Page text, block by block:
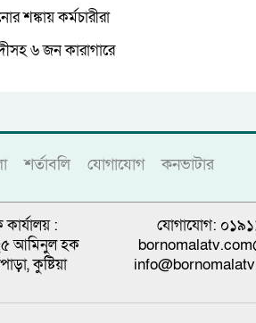
শঙ্কায় কর্মচারীরা
৬ জন কারাগারে
শর্তাবলি যোগাযোগ কনভাটার
কার্যালয় :
৫৫ আমিনুল হক
কুষ্টিয়া
যোগাযোগ: